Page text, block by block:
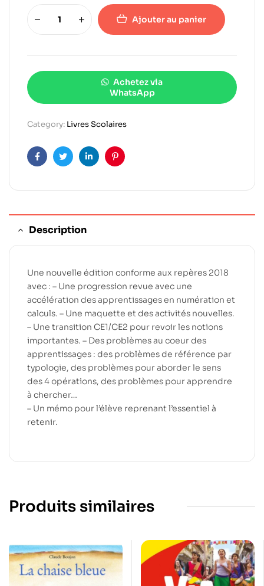
Ajouter au panier
Achetez via
WhatsApp
Category: Livres Scolaires
FacebookTwitterLinkedinPinterest
Description
Une nouvelle édition conforme aux repères 2018
avec : – Une progression revue avec une
accélération des apprentissages en numération et
calculs. – Une maquette et des activités nouvelles.
– Une transition CE1/CE2 pour revoir les notions
importantes. – Des problèmes au coeur des
apprentissages : des problèmes de référence par
typologie, des problèmes pour aborder le sens
des 4 opérations, des problèmes pour apprendre
à chercher…
– Un mémo pour l’élève reprenant l’essentiel à
retenir.
Produits similaires